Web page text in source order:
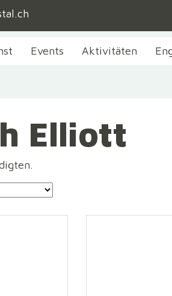
Events Aktivitäten
Elliott